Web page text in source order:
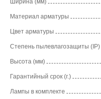
Материал арматуры
Цвет арматуры
Степень пылевлагозащиты (IP)
Высота (мм)
Гарантийный срок (г.)
Лампы в комплекте